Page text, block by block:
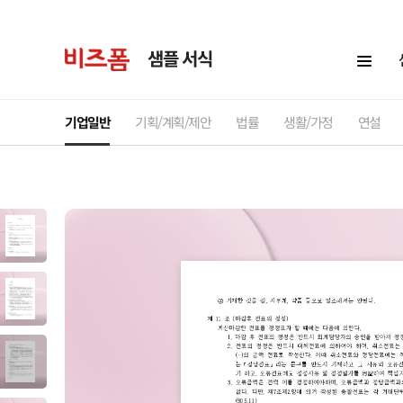
샘플 서식
기업일반 기획/계획/제안 법률 생활/가정 연설